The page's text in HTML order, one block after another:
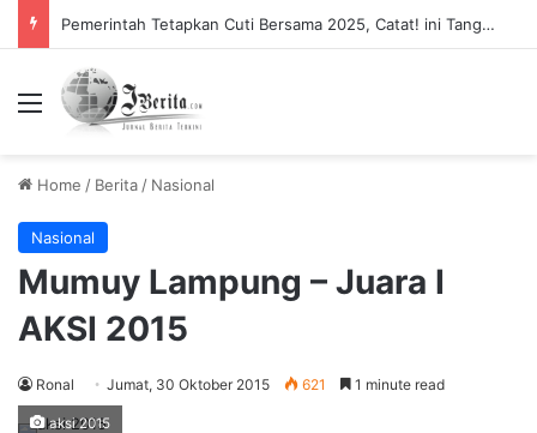
Pemerintah Tetapkan Cuti Bersama 2025, Catat! ini Tanggalnya
Menu
Home / Berita / Nasional
Nasional
Mumuy Lampung – Juara I
AKSI 2015
Ronal Jumat, 30 Oktober 2015 621 1 minute read
aksi 2015